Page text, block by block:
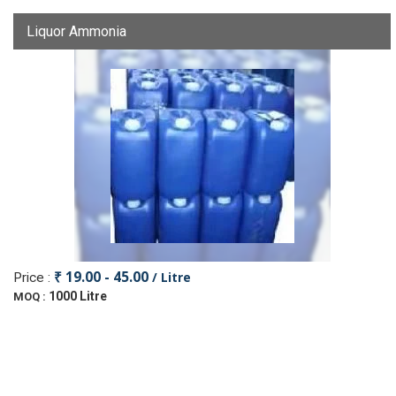
Liquor Ammonia
Price : ₹ 19.00 - 45.00 / Litre
MOQ : 1000 Litre